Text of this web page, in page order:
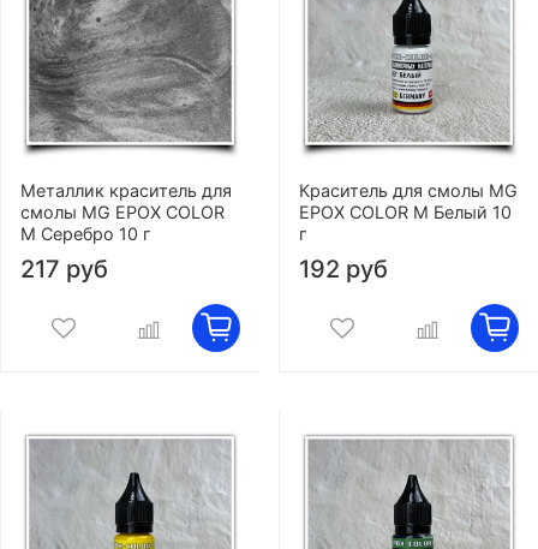
Металлик краситель для
смолы MG EPOX COLOR
M Серебро 10 г
217 руб
Краситель для смолы MG
EPOX COLOR M Белый 10
г
192 руб